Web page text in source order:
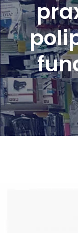
Papelería
Servicios
Novedades